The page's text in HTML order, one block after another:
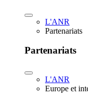
L'ANR
Partenariats
Partenariats
L'ANR
Europe et